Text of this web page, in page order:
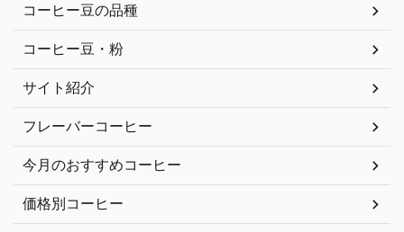
コーヒー豆の品種
コーヒー豆・粉
サイト紹介
フレーバーコーヒー
今月のおすすめコーヒー
価格別コーヒー